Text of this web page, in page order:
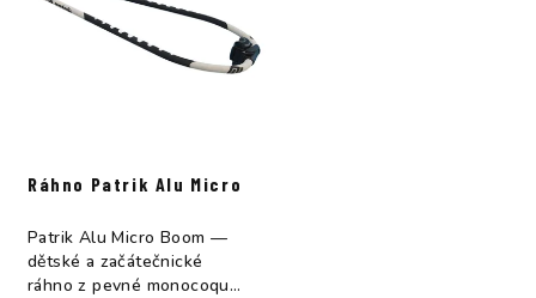
Ráhno Patrik Alu Micro
Patrik Alu Micro Boom —
dětské a začátečnické
ráhno z pevné monocoque